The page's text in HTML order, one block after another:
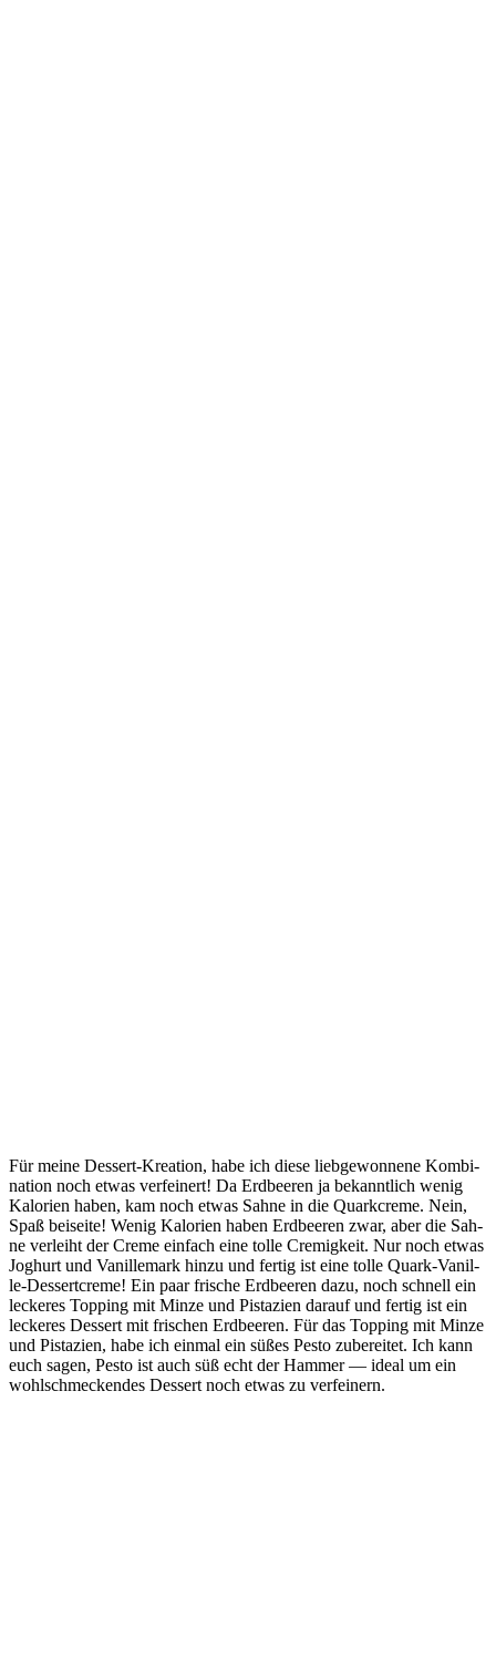
Für mei­ne Des­sert-Krea­ti­on, habe ich die­se lieb­ge­won­ne­ne Kom­bi­
na­ti­on noch etwas ver­fei­nert! Da Erd­bee­ren ja bekannt­lich wenig
Kalo­rien haben, kam noch etwas Sah­ne in die Quark­creme. Nein,
Spaß bei­sei­te! Wenig Kalo­rien haben Erd­bee­ren zwar, aber die Sah­
ne ver­leiht der Creme ein­fach eine tol­le Cre­mig­keit. Nur noch etwas
Joghurt und Vanil­le­mark hin­zu und fer­tig ist eine tol­le Quark-Vanil­
le-Des­sert­creme! Ein paar fri­sche Erd­bee­ren dazu, noch schnell ein
lecke­res Top­ping mit Min­ze und Pis­ta­zi­en dar­auf und fer­tig ist ein
lecke­res Des­sert mit fri­schen Erd­bee­ren. Für das Top­ping mit Min­ze
und Pis­ta­zi­en, habe ich ein­mal ein süßes Pes­to zube­rei­tet. Ich kann
euch sagen, Pes­to ist auch süß echt der Ham­mer — ide­al um ein
wohl­schme­cken­des Des­sert noch etwas zu verfeinern.